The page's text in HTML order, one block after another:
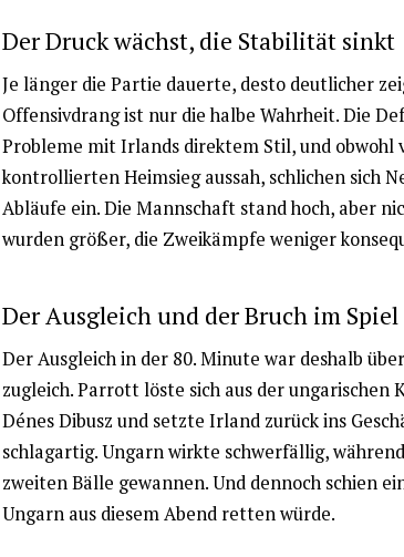
Der Druck wächst, die Stabilität sinkt
Je länger die Partie dauerte, desto deutlicher
Offensivdrang ist nur die halbe Wahrheit. Die
Probleme mit Irlands direktem Stil, und obwohl
kontrollierten Heimsieg aussah, schlichen sich
Abläufe ein. Die Mannschaft stand hoch, aber
wurden größer, die Zweikämpfe weniger
Der Ausgleich und der Bruch im Spiel
Der Ausgleich in der 80. Minute war deshalb
zugleich. Parrott löste sich aus der ungarischen
Dénes Dibusz und setzte Irland zurück ins
schlagartig. Ungarn wirkte schwerfällig,
zweiten Bälle gewannen. Und dennoch schien
Ungarn aus diesem Abend retten würde.